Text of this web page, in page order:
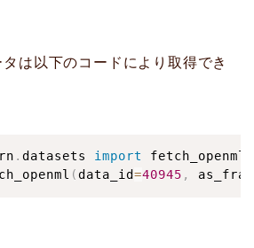
は以下のコードにより取得でき
. datasets import
fetch_openml
(data_id=40945 ,